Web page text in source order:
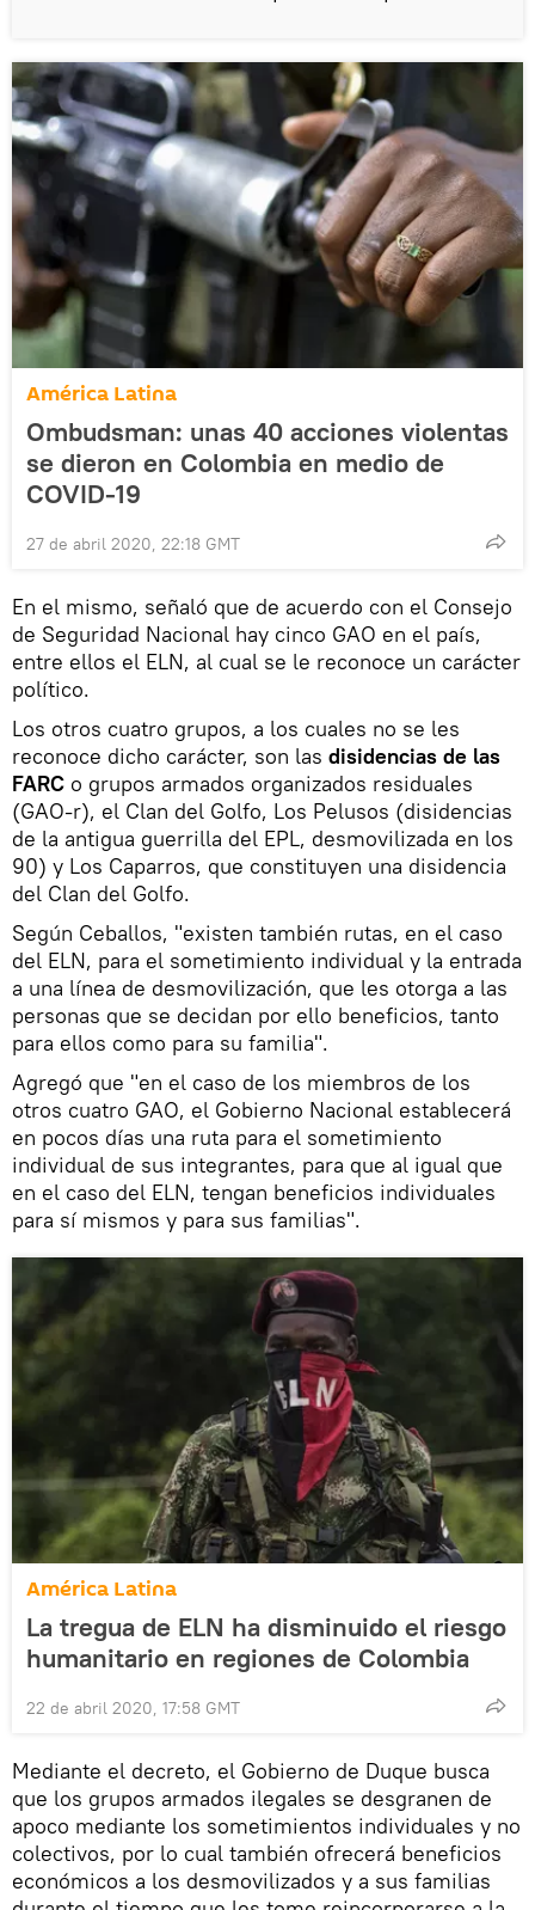
América Latina
Ombudsman: unas 40 acciones violentas
se dieron en Colombia en medio de
COVID-19
27 de abril 2020, 22:18 GMT
En el mismo, señaló que de acuerdo con el Consejo
de Seguridad Nacional hay cinco GAO en el país,
entre ellos el ELN, al cual se le reconoce un carácter
político.
Los otros cuatro grupos, a los cuales no se les
reconoce dicho carácter, son las disidencias de las
FARC o grupos armados organizados residuales
(GAO-r), el Clan del Golfo, Los Pelusos (disidencias
de la antigua guerrilla del EPL, desmovilizada en los
90) y Los Caparros, que constituyen una disidencia
del Clan del Golfo.
Según Ceballos, "existen también rutas, en el caso
del ELN, para el sometimiento individual y la entrada
a una línea de desmovilización, que les otorga a las
personas que se decidan por ello beneficios, tanto
para ellos como para su familia".
Agregó que "en el caso de los miembros de los
otros cuatro GAO, el Gobierno Nacional establecerá
en pocos días una ruta para el sometimiento
individual de sus integrantes, para que al igual que
en el caso del ELN, tengan beneficios individuales
para sí mismos y para sus familias".
América Latina
La tregua de ELN ha disminuido el riesgo
humanitario en regiones de Colombia
22 de abril 2020, 17:58 GMT
Mediante el decreto, el Gobierno de Duque busca
que los grupos armados ilegales se desgranen de
apoco mediante los sometimientos individuales y no
colectivos, por lo cual también ofrecerá beneficios
económicos a los desmovilizados y a sus familias